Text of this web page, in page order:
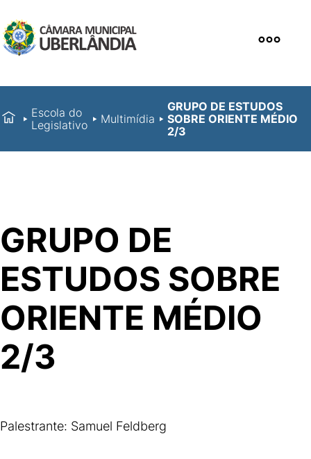
Escola do
Legislativo
Multimídia
GRUPO DE ESTUDOS
SOBRE ORIENTE MÉDIO
2/3
GRUPO DE
ESTUDOS SOBRE
ORIENTE MÉDIO
2/3
Palestrante: Samuel Feldberg